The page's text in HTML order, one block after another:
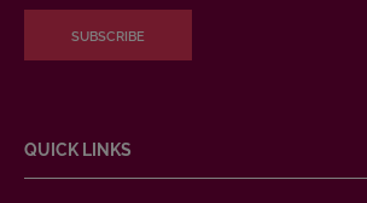
SUBSCRIBE
QUICK LINKS